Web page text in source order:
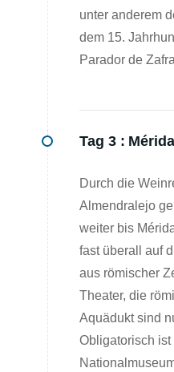
unter anderem
dem 15.
Parador de
Tag 3 : Mérida
Durch die
Almendralejo
weiter bis
fast überall auf
aus römischer
Theater, die
Aquädukt sind
Obligatorisch